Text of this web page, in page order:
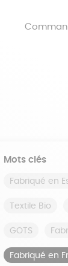
Mots clés
Fabriqué en
Textile Bio
GOTS
Fabriqué en